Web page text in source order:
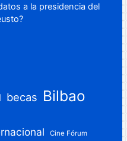
a la presidencia del
becas Bilbao
Cine Fórum